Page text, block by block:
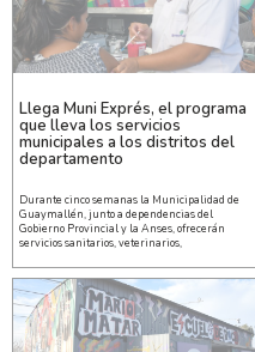
Llega Muni Exprés, el programa
que lleva los servicios
municipales a los distritos del
departamento
Durante cinco semanas la Municipalidad de
Guaymallén, junto a dependencias del
Gobierno Provincial y la Anses, ofrecerán
servicios sanitarios, veterinarios,